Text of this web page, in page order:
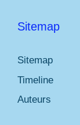
Sitemap
Sitemap
Timeline
Auteurs